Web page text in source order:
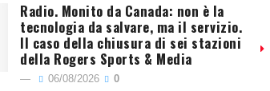
Radio. Monito da Canada: non è la
tecnologia da salvare, ma il servizio.
Il caso della chiusura di sei stazioni
della Rogers Sports & Media
06/08/2026 0